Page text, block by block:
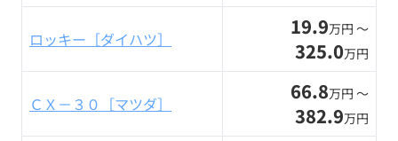
ロッキー［ダイハツ］ 19.9万円 〜
325.0万円
ＣＸ－３０［マツダ］ 66.8万円 〜
382.9万円